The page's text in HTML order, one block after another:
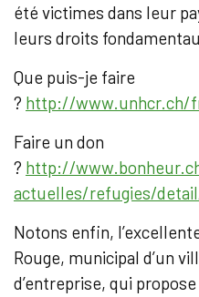
été victimes dans leur
leurs droits
Que puis-je faire
? http://www.unhcr.ch/
Faire un don
? http://
actuelles/refugies/
Notons enfin,
Rouge, municipal d’un
d’entreprise, qui